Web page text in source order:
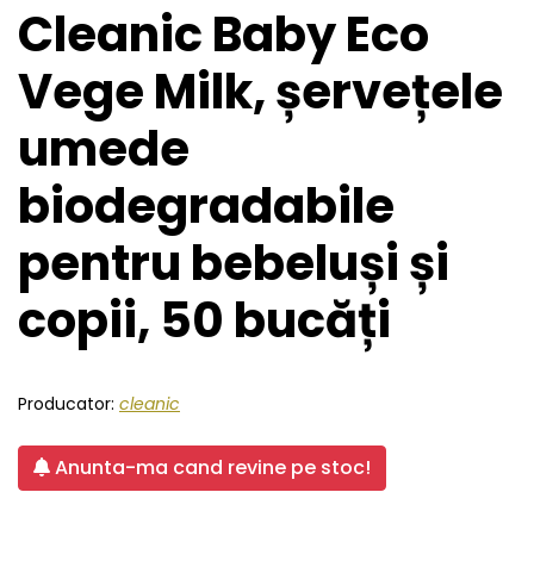
Cleanic Baby Eco
Vege Milk, șervețele
umede
biodegradabile
pentru bebeluși și
copii, 50 bucăți
Producator: cleanic
Anunta-ma cand revine pe stoc!